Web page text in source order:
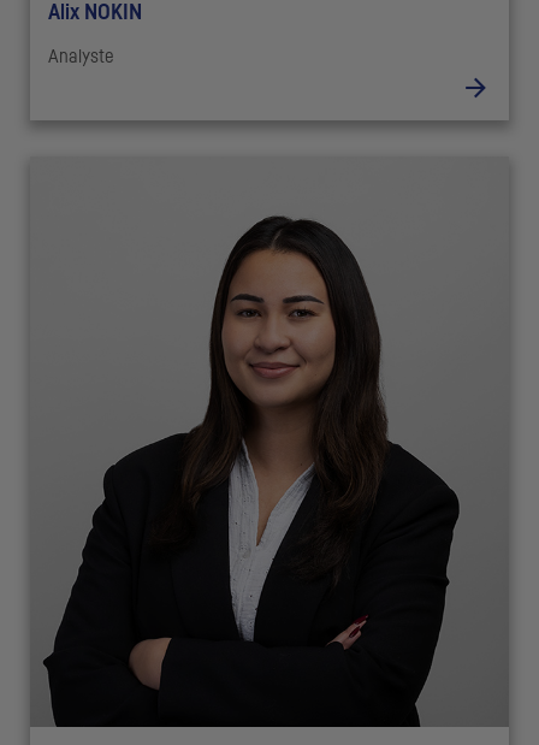
Alix NOKIN
Analyste